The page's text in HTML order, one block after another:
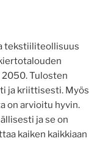
tekstiiliteollisuus
Tulosten
ja kriittisesti. Myös
on arvioitu hyvin.
ja se on
kaiken kaikkiaan